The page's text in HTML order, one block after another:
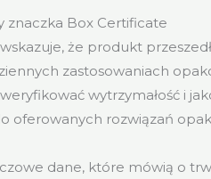
znaczka Box Certificate
że produkt
zastosowaniach
wytrzymałość i
oferowanych rozwiązań
dane, które mówią o